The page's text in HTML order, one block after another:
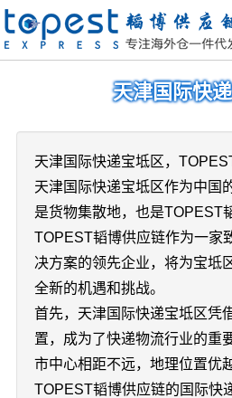
天津国际快
天津国际快递宝坻区，
天津国际快递宝坻区作为中国
是货物集散地，也是TOPEST
TOPEST韬博供应链作为一家
决方案的领先企业，将为宝坻
全新的机遇和挑战。
首先，天津国际快递宝坻区凭
置，成为了快递物流行业的重
市中心相距不远，地理位置优
TOPEST韬博供应链的国际快